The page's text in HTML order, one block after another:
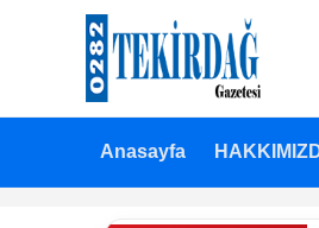
Anasayfa